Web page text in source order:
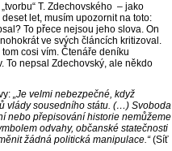
T. Zdechovského ‒ jako
let, musím upozornit na toto:
To přece nejsou jeho slova. On
ve svých článcích kritizoval.
cosi vím. Čtenáře deníku
To nepsal Zdechovský, ale někdo
„Je velmi nebezpečné, když
vlády sousedního státu. (…) Svoboda
nebo přepisování historie nemůžeme
odvahy, občanské statečnosti
žádná politická manipulace.“(Síť